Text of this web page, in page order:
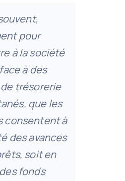
pour
à la société
à des
trésorerie
que les
consentent à
des avances
soit en
fonds